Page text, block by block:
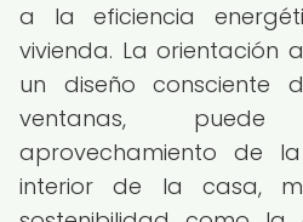
a la eficiencia
vivienda. La orientación
un diseño consciente
ventanas,
aprovechamiento de
interior de la casa,